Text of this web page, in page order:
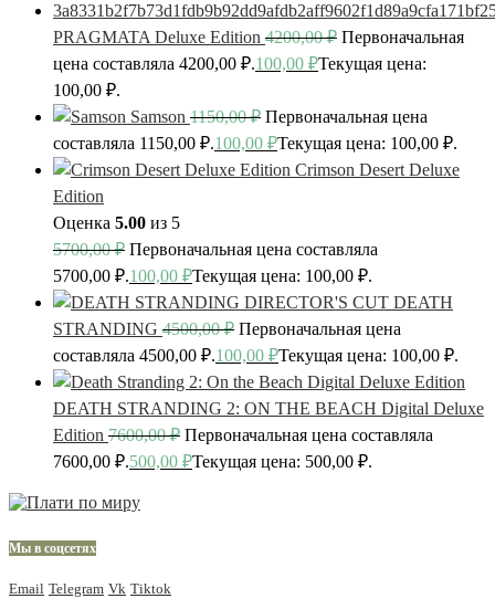
PRAGMATA Deluxe Edition 4200,00₽ Первоначальная
цена составляла 4200,00 ₽.100,00 ₽Текущая цена:
100,00 ₽.
Samson 1150,00₽ Первоначальная цена
составляла 1150,00 ₽.100,00 ₽Текущая цена: 100,00 ₽.
Crimson Desert Deluxe
Edition
Оценка 5.00 из 5
5700,00₽ Первоначальная цена составляла
5700,00 ₽.100,00 ₽Текущая цена: 100,00 ₽.
DEATH
STRANDING 4500,00₽ Первоначальная цена
составляла 4500,00 ₽.100,00 ₽Текущая цена: 100,00 ₽.
DEATH STRANDING 2: ON THE BEACH Digital Deluxe
Edition 7600,00₽ Первоначальная цена составляла
7600,00 ₽.500,00 ₽Текущая цена: 500,00 ₽.
Мы в соцсетях
Email Telegram Vk Tiktok